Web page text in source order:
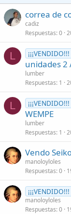
correa de
cadiz
Respuestas 0
L ¡¡¡VENDIDO!!!
unidades 2
lumber
Respuestas 1
L ¡¡¡VENDIDO!!!
WEMPE
lumber
Respuestas 1
Vendo
manoloyloles
Respuestas 0
¡¡¡VENDIDO!!!
manoloyloles
Respuestas 0